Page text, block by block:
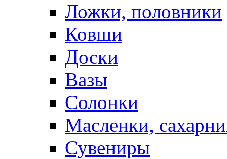
Ложки, половники
Ковши
Доски
Вазы
Солонки
Масленки,
Сувениры